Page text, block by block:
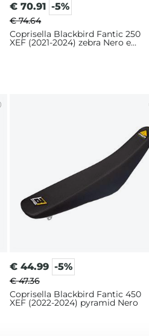
€ 70.91 -5%
€ 74.64
Coprisella Blackbird Fantic 250
XEF (2021-2024) zebra Nero e
Rosso
€ 44.99 -5%
€ 47.36
Coprisella Blackbird Fantic 450
XEF (2022-2024) pyramid Nero